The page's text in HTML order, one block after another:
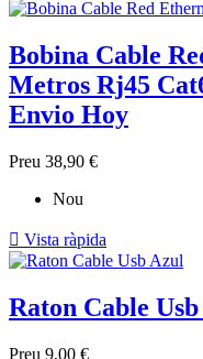
Bobina Cable
Metros Rj45
Envio Hoy
Preu 38,90 €
Nou
 Vista ràpida
Raton Cable
Preu 9,00 €